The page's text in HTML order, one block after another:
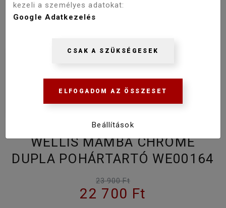
WELLIS MAMBA CHROME
DUPLA POHÁRTARTÓ WE00164
23 900 Ft
22 700 Ft
kezeli a személyes adatokat:
Google Adatkezelés
CSAK A SZÜKSÉGESEK
ELFOGADOM AZ ÖSSZESET
Beállítások